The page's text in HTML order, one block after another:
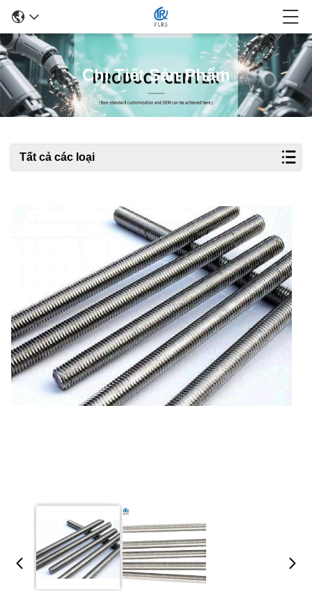
Chi Tiết Sản Phẩm
Tất cả các loại